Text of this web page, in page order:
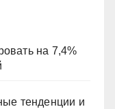
на 7,4%
тенденции и